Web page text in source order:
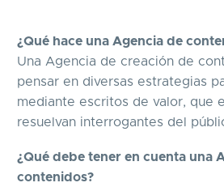
¿Qué hace una Agencia de
Una Agencia de creación de
pensar en diversas estrategias
mediante escritos de valor, que
resuelvan interrogantes del
¿Qué debe tener en cuenta una
contenidos?